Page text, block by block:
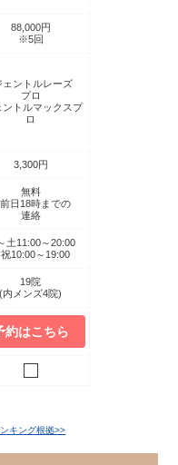
88,000円
※5回
ェントルレーズ
プロ
ントルマックスプ
ロ
3,300円
無料
日18時までの
連絡
土11:00～20:00
祝10:00～19:00
19院
(内メンズ4院)
約はこちら
キング根拠>>